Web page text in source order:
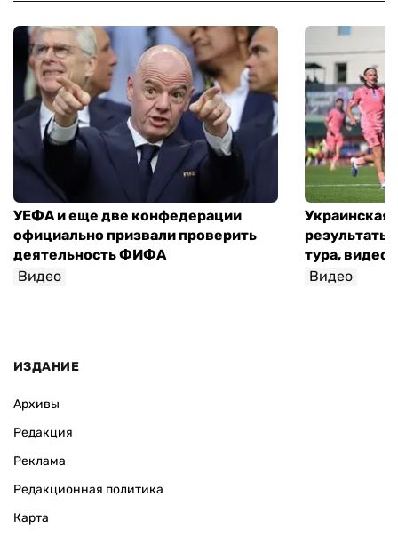
УЕФА и еще две конфедерации
официально призвали проверить
деятельность ФИФА
Видео
Украинская
результаты
тура, видео
Видео
ИЗДАНИЕ
Архивы
Редакция
Реклама
Редакционная политика
Карта